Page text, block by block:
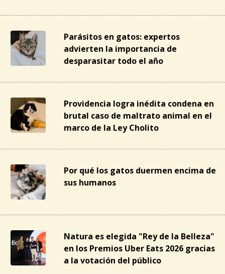
Parásitos en gatos: expertos
advierten la importancia de
desparasitar todo el año
Providencia logra inédita condena en
brutal caso de maltrato animal en el
marco de la Ley Cholito
Por qué los gatos duermen encima de
sus humanos
Natura es elegida "Rey de la Belleza"
en los Premios Uber Eats 2026 gracias
a la votación del público